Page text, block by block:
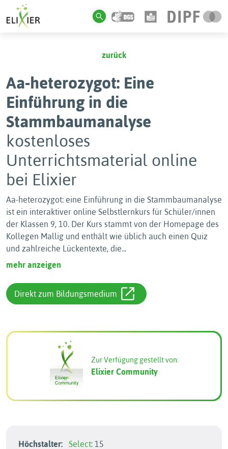
zurück
Aa-heterozygot: Eine
Einführung in die
Stammbaumanalyse
kostenloses
Unterrichtsmaterial online
bei Elixier
Aa-heterozygot: eine Einführung in die Stammbaumanalyse
ist ein interaktiver online Selbstlernkurs für Schüler/innen
der Klassen 9, 10. Der Kurs stammt von der Homepage des
Kollegen Mallig und enthält wie üblich auch einen Quiz
und zahlreiche Lückentexte, die...
mehr anzeigen
Direkt zum Bildungsmedium
Zur Verfügung gestellt von:
Elixier Community
Höchstalter: Select: 15